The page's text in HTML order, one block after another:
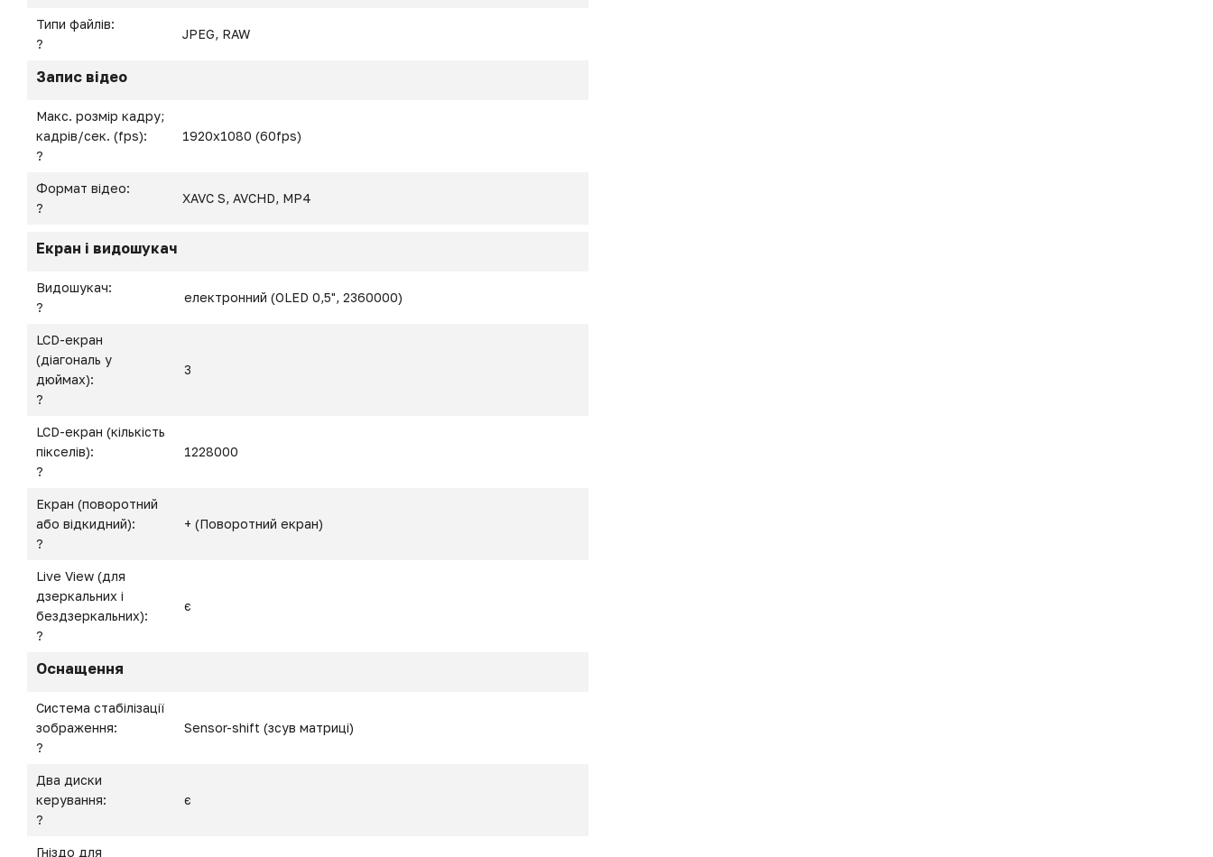
Типи файлів:
?
JPEG, RAW
Запис відео
Макс. розмір кадру;
кадрів/сек. (fps):
?
1920x1080 (60fps)
Формат відео:
?
XAVC S, AVCHD, MP4
Екран і видошукач
Видошукач:
?
електронний (OLED 0,5", 2360000)
LCD-екран
(діагональ у
дюймах):
?
3
LCD-екран (кількість
пікселів):
?
1228000
Екран (поворотний
або відкидний):
?
+ (Поворотний екран)
Live View (для
дзеркальних і
бездзеркальних):
?
є
Оснащення
Система стабілізації
зображення:
?
Sensor-shift (зсув матриці)
Два диски
керування:
?
є
Гніздо для